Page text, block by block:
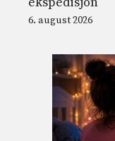
6. august 2026